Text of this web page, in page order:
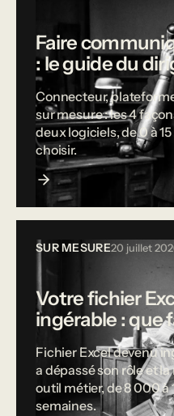
Faire
: le guide du
Connecteur,
sur mesure : les 4
deux logiciels, de 0 à
choisir.
SUR MESURE20 juillet
Votre fichier
ingérable : que
Fichier Excel devenu
a dépassé son rôle et
outil métier, de 8 000 à
semaines.